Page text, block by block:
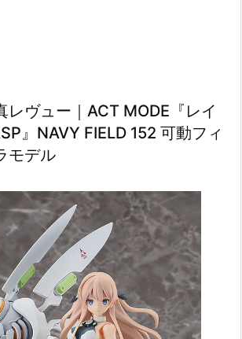
レヴュー｜ACT MODE『レイ
』NAVY FIELD 152 可動フィ
モデル